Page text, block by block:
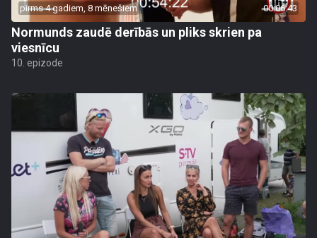
pirms 4 gadiem, 8 mēnešiem 00:06:43
Normunds zaudē derībās un pliks skrien pa
viesnīcu
10. epizode